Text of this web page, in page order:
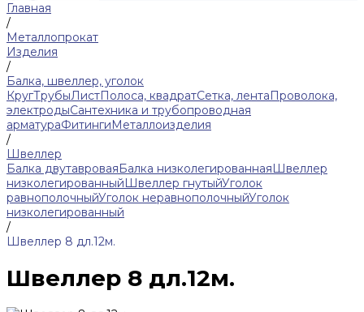
Главная
/
Металлопрокат
Изделия
/
Балка, швеллер, уголок
КругТрубыЛистПолоса, квадратСетка, лентаПроволока,
электродыСантехника и трубопроводная
арматураФитингиМеталлоизделия
/
Швеллер
Балка двутавроваяБалка низколегированнаяШвеллер
низколегированныйШвеллер гнутыйУголок
равнополочныйУголок неравнополочныйУголок
низколегированный
/
Швеллер 8 дл.12м.
Швеллер 8 дл.12м.